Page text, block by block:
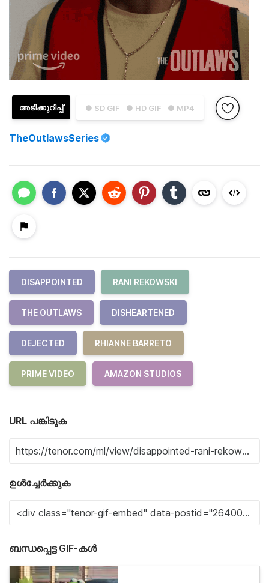
● SD GIF ● HD GIF ● MP4
അടിക്കുറിപ്പ്
TheOutlawsSeries
DISAPPOINTED RANI REKOWSKI
THE OUTLAWS DISHEARTENED
DEJECTED RHIANNE BARRETO
PRIME VIDEO AMAZON STUDIOS
URL പങ്കിടുക
ഉൾച്ചേർക്കുക
ബന്ധപ്പെട്ട GIF-കൾ